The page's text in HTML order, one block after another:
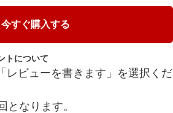
今すぐ購入する
トについて
レビューを書きます」を選択くだ
となります。